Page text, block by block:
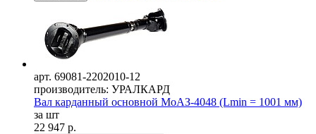
арт. 69081-2202010-12
производитель: УРАЛКАРД
Вал карданный основной МоАЗ-4048 (Lmin = 1001 мм)
за шт
22 947 р.